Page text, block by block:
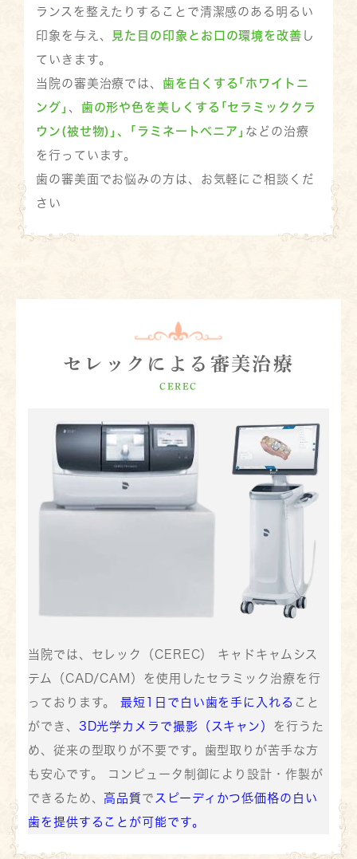
ランスを整えたりすることで清潔感のある明るい
印象を与え、
見た目の印象とお口の環境を改善 し
ていきます。
当院の審美治療では、 歯を白くする｢ホワイトニ
ング｣ 、 歯の形や色を美しくする｢セラミッククラ
ウン(被せ物)｣、｢ラミネートべニア｣ などの治療
を行っています。
歯の審美面でお悩みの方は、お気軽にご相談くだ
さい
セレックによる審美治療
CEREC
当院では、セレック（CEREC） キャドキャムシス
テム（CAD/CAM）を使用したセラミック治療を行
っております。最短1日で白い歯を手に入れる こと
ができ、 3D光学カメラで撮影（スキャン） を行うた
め、従来の型取りが不要です。歯型取りが苦手な方
も安心です。 コンピュータ制御により設計・作製が
できるため、 高品質 で スピーディかつ低価格の白い
歯を提供することが可能です。